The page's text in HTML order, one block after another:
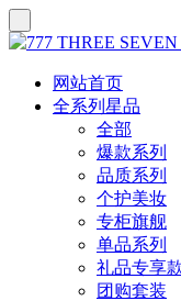
网站首页
全系列星品
全部
爆款系列
品质系列
个护美妆
专柜旗舰
单品系列
礼品专享
团购套装